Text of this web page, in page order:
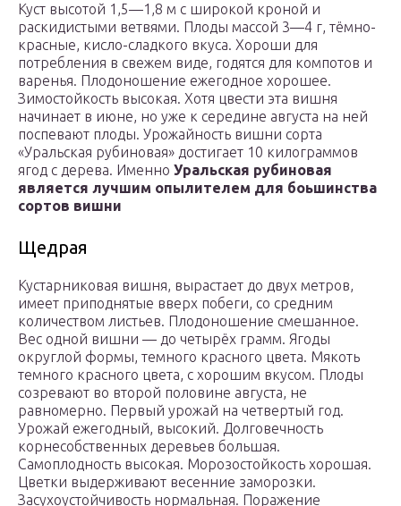
Куст высотой 1,5—1,8 м с широкой кроной и
раскидистыми ветвями. Плоды массой 3—4 г, тёмно-
красные, кисло-сладкого вкуса. Хороши для
потребления в свежем виде, годятся для компотов и
варенья. Плодоношение ежегодное хорошее.
Зимостойкость высокая. Хотя цвести эта вишня
начинает в июне, но уже к середине августа на ней
поспевают плоды. Урожайность вишни сорта
«Уральская рубиновая» достигает 10 килограммов
ягод с дерева. Именно Уральская рубиновая
является лучшим опылителем для боьшинства
сортов вишни
Щедрая
Кустарниковая вишня, вырастает до двух метров,
имеет приподнятые вверх побеги, со средним
количеством листьев. Плодоношение смешанное.
Вес одной вишни — до четырёх грамм. Ягоды
округлой формы, темного красного цвета. Мякоть
темного красного цвета, с хорошим вкусом. Плоды
созревают во второй половине августа, не
равномерно. Первый урожай на четвертый год.
Урожай ежегодный, высокий. Долговечность
корнесобственных деревьев большая.
Самоплодность высокая. Морозостойкость хорошая.
Цветки выдерживают весенние заморозки.
Засухоустойчивость нормальная. Поражение